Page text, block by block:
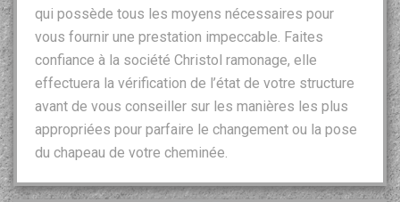
qui possède tous les moyens nécessaires pour
vous fournir une prestation impeccable. Faites
confiance à la société Christol ramonage, elle
effectuera la vérification de l’état de votre structure
avant de vous conseiller sur les manières les plus
appropriées pour parfaire le changement ou la pose
du chapeau de votre cheminée.